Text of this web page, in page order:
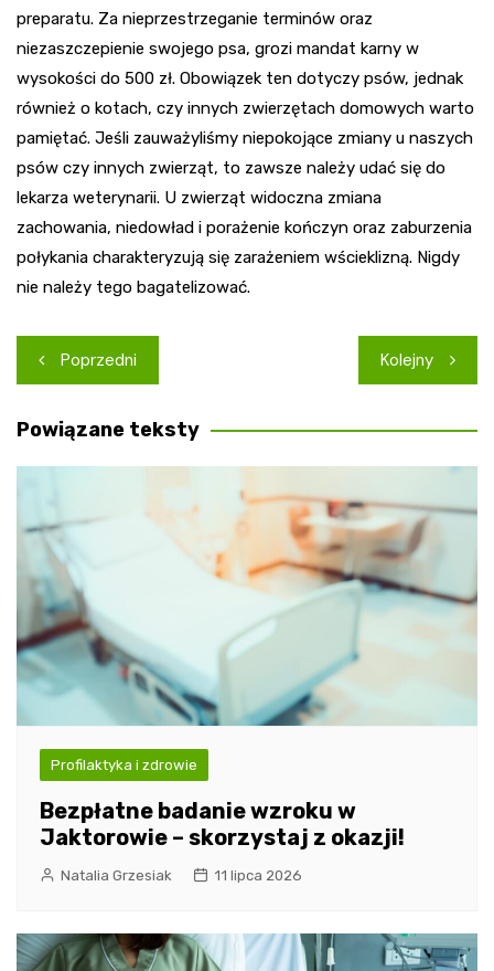
preparatu. Za nieprzestrzeganie terminów oraz
niezaszczepienie swojego psa, grozi mandat karny w
wysokości do 500 zł. Obowiązek ten dotyczy psów, jednak
również o kotach, czy innych zwierzętach domowych warto
pamiętać. Jeśli zauważyliśmy niepokojące zmiany u naszych
psów czy innych zwierząt, to zawsze należy udać się do
lekarza weterynarii. U zwierząt widoczna zmiana
zachowania, niedowład i porażenie kończyn oraz zaburzenia
połykania charakteryzują się zarażeniem wścieklizną. Nigdy
nie należy tego bagatelizować.
Nawigacja
wpisu
Poprzedni Kolejny
Powiązane teksty
Profilaktyka i zdrowie
Bezpłatne badanie wzroku w
Jaktorowie – skorzystaj z okazji!
Natalia Grzesiak 11 lipca 2026